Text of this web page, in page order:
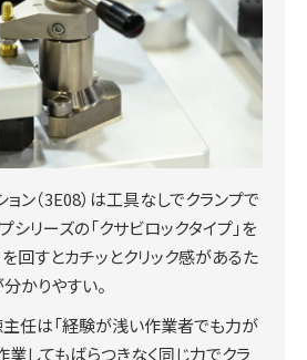
ン（3E08）は工具なしでクランプで
シリーズの「クサビロックタイプ」を
回すとカチッとクリック感があるた
かりやすい。
任は「経験が浅い作業者でも力が
してもばらつきなく同じ力でクラ